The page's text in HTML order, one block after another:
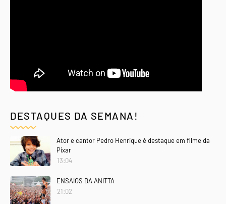
DESTAQUES DA SEMANA!
Ator e cantor Pedro Henrique é destaque em filme da
Pixar
13:04
ENSAIOS DA ANITTA
21:02